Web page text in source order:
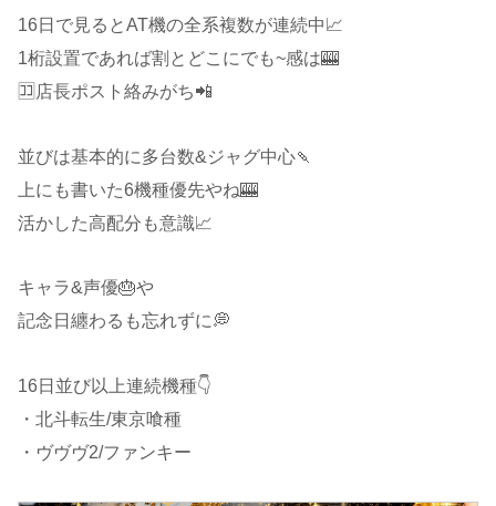
16日で見るとAT機の全系複数が連続中📈
1桁設置であれば割とどこにでも~感は🎰
🈁店長ポスト絡みがち📲
並びは基本的に多台数&ジャグ中心🍡
上にも書いた6機種優先やね🎰
活かした高配分も意識📈
キャラ&声優🎂や
記念日纏わるも忘れずに💭
16日並び以上連続機種👇
・北斗転生/東京喰種
・ヴヴヴ2/ファンキー